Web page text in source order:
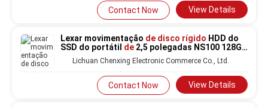
Contact Now View Details
Lexar movimentação de disco rígido HDD do
SSD do portátil de 2,5 polegadas NS100 128GB
256GB 512GB
Lichuan Chenxing Electronic Commerce Co., Ltd.
Contact Now View Details